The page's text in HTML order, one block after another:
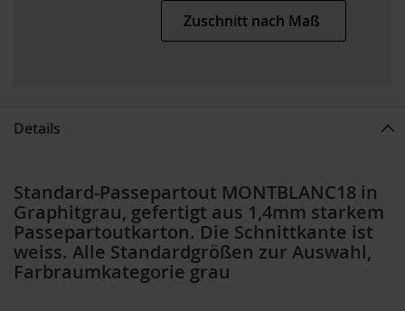
Zuschnitt nach Maß
Details
Standard-Passepartout MONTBLANC18 in
Graphitgrau, gefertigt aus 1,4mm starkem
Passepartoutkarton. Die Schnittkante ist
weiss. Alle Standardgrößen zur Auswahl,
Farbraumkategorie grau